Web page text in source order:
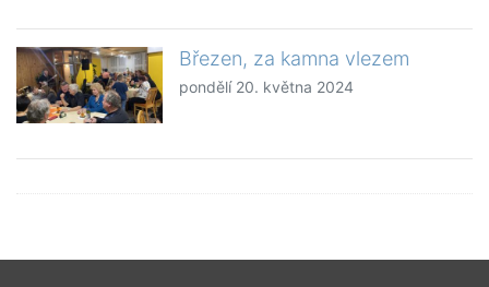
Březen, za kamna vlezem
pondělí 20. května 2024